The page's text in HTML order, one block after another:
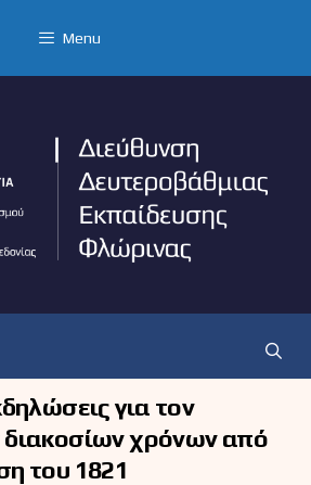
Menu
για τον
χρόνων από
του 1821